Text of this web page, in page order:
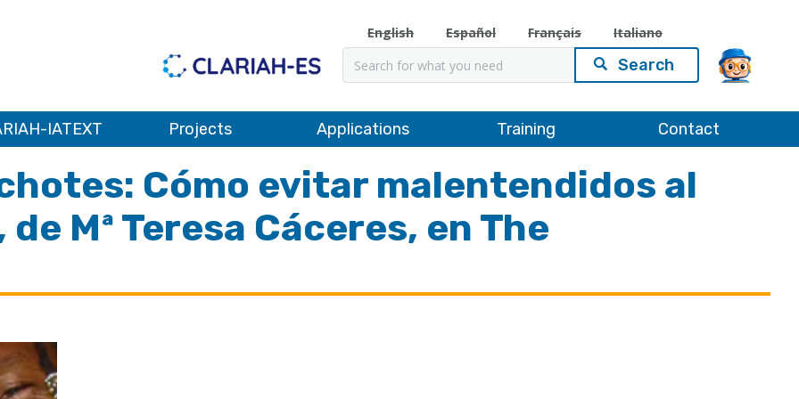
English Español Français
Italiano
Search
IATEXT Projects Applications Training Contact
Cómo evitar malentendidos al
Mª Teresa Cáceres, en The